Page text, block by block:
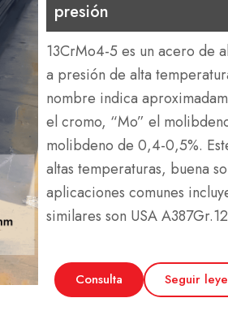
presión
13CrMo4-5 es un acero de
a presión de alta
nombre indica
el cromo, “Mo” el
molibdeno de 0,4-0,5%.
altas temperaturas, buena
aplicaciones comunes
similares son USA
Consulta Seguir